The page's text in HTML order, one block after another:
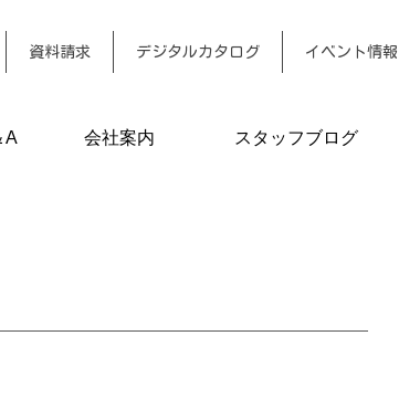
資料請求 デジタルカタログ イベント情報
A 会社案内 スタッフブログ